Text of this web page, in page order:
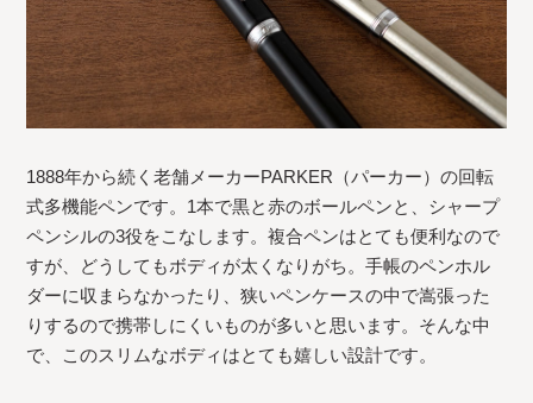
1888年から続く老舗メーカーPARKER（パーカー）の回転
式多機能ペンです。1本で黒と赤のボールペンと、シャープ
ペンシルの3役をこなします。複合ペンはとても便利なので
すが、どうしてもボディが太くなりがち。手帳のペンホル
ダーに収まらなかったり、狭いペンケースの中で嵩張った
りするので携帯しにくいものが多いと思います。そんな中
で、このスリムなボディはとても嬉しい設計です。